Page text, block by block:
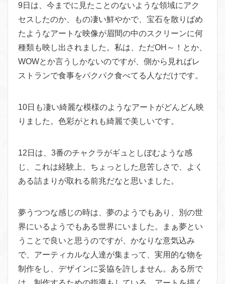
9日は、今までに見たことのないような領域にアク
セスしたのか、もの凄い鮮やかで、宝石を散りばめ
たようなアートな映像が眉間の中のスクリーンに何
種類も映し出されました。私は、ただOH～！とか、
WOWとか言うしかないのですが、側から見ればレ
ストランで食事をパクパク食べてる人なだけです。
10日も凄い綺麗な模様のようなアートがどんどん映
りました。色彩がとれも綺麗で美しいです。
12日は、3番のチャクラがギュとしぼむような感
じ、これは経験上、ちょっとした息苦しさで、よく
ある詰まりが取れる前兆だなと思いました。
夢うつつな感じの時は、夢のようでもあり、別の世
界にいるようでもある世界にいました。まぁ夢とい
うことで良いと思うのですが、かなりな意気込み
で、アーティカルな人達が集まって、実用的な物を
制作をし、デザインに妥協を許しません。ある所で